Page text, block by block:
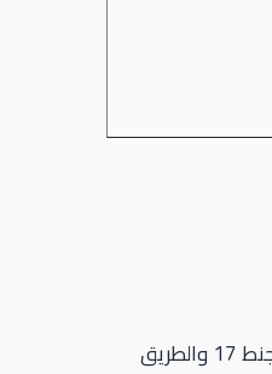
(و 30 psi لو الجنط 17 والطريق